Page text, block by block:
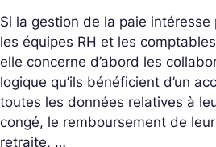
Si la gestion de la paie
les équipes RH et les
elle concerne d’abord les
logique qu’ils bénéficient d’un
toutes les données relatives à
congé, le remboursement de
retraite, …